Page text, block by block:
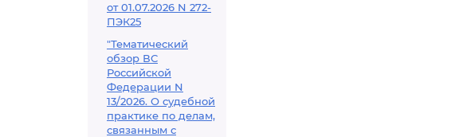
от 01.07.2026 N 272-
ПЭК25
"Тематический
обзор ВС
Российской
Федерации N
13/2026. О судебной
практике по делам,
связанным с